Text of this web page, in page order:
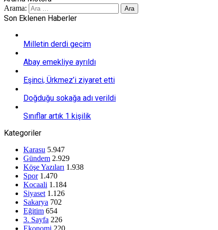
Arama:
Son Eklenen Haberler
Milletin derdi geçim
Abay emekliye ayrıldı
Eşinci, Ürkmez’i ziyaret etti
Doğduğu sokağa adı verildi
Sınıflar artık 1 kişilik
Kategoriler
Karasu 5.947
Gündem 2.929
Köşe Yazıları 1.938
Spor 1.470
Kocaali 1.184
Siyaset 1.126
Sakarya 702
Eğitim 654
3. Sayfa 226